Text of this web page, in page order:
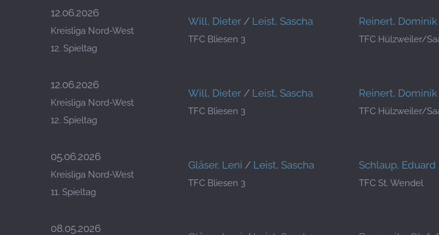
12.06.2026
Kreisliga Nord-West
12. Spieltag
Will, Dieter / Leist, Sascha
TFC Bliesen 3
Reinert, Dominik
TFC Hülzweiler/
12.06.2026
Kreisliga Nord-West
12. Spieltag
Will, Dieter / Leist, Sascha
TFC Bliesen 3
Reinert, Dominik
TFC Hülzweiler/
05.06.2026
Kreisliga Nord-West
11. Spieltag
Gläser, Leni / Leist, Sascha
TFC Bliesen 3
Schlaup, Eduard
TFC St. Wendel
08.05.2026